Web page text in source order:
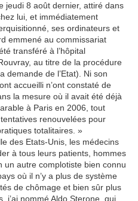
jeudi 8 août dernier, attiré dans
lui, et immédiatement
ses ordinateurs et
emmené au commissariat
transféré à l’hôpital
au titre de la procédure
demande de l’Etat). Ni son
accueilli n’ont constaté de
la mesure où il avait été déjà
à Paris en 2006, tout
renouvelées pour
totalitaires. »
des Etats-Unis, les médecins
à tous leurs patients, hommes
un autre complotiste bien connu
où il n’y a plus de système
de chômage et bien sûr plus
j’ai nommé Aldo Sterone, qui